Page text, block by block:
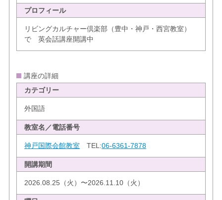
プロフィール
リビングカルチャー倶楽部（豊中・神戸・西宮教室）
で 英会話講座開講中
講座の詳細
カテゴリー
外国語
教室名／電話番号
神戸国際会館教室 TEL:06-6361-7878
開講期間
2026.08.25（火）〜2026.11.10（火）